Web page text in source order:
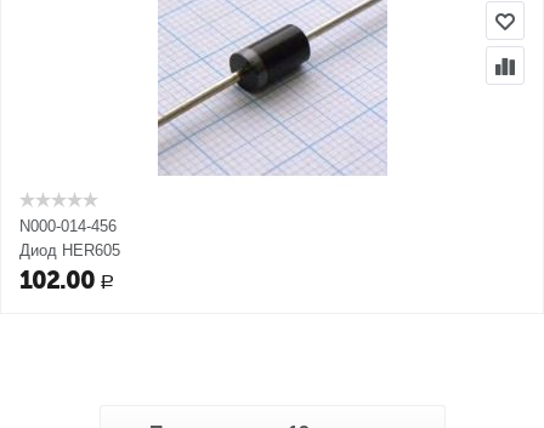
N000-014-456
Диод HER605
102.00 Р